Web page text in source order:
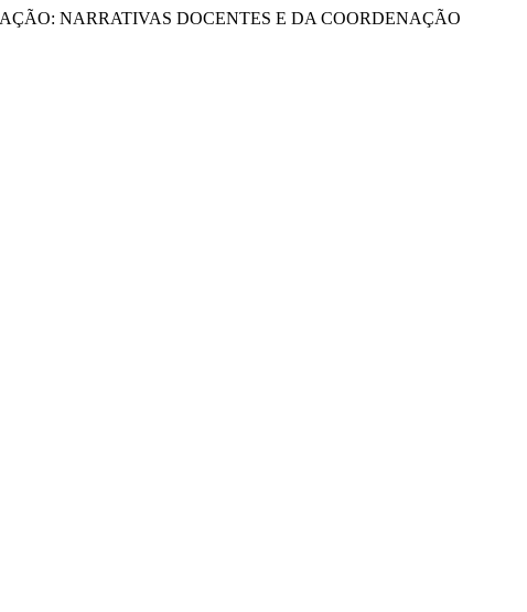
NARRATIVAS DOCENTES E DA COORDENAÇÃO